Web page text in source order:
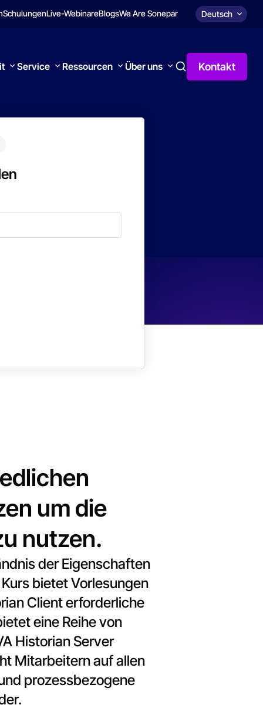
SchulungenLive-WebinareBlogsWe Are Sonepar Deutsch
Service Ressourcen Über uns Kontakt
um die
nutzen.
der Eigenschaften
bietet Vorlesungen
Client erforderliche
eine Reihe von
Historian Server
Mitarbeitern auf allen
prozessbezogene